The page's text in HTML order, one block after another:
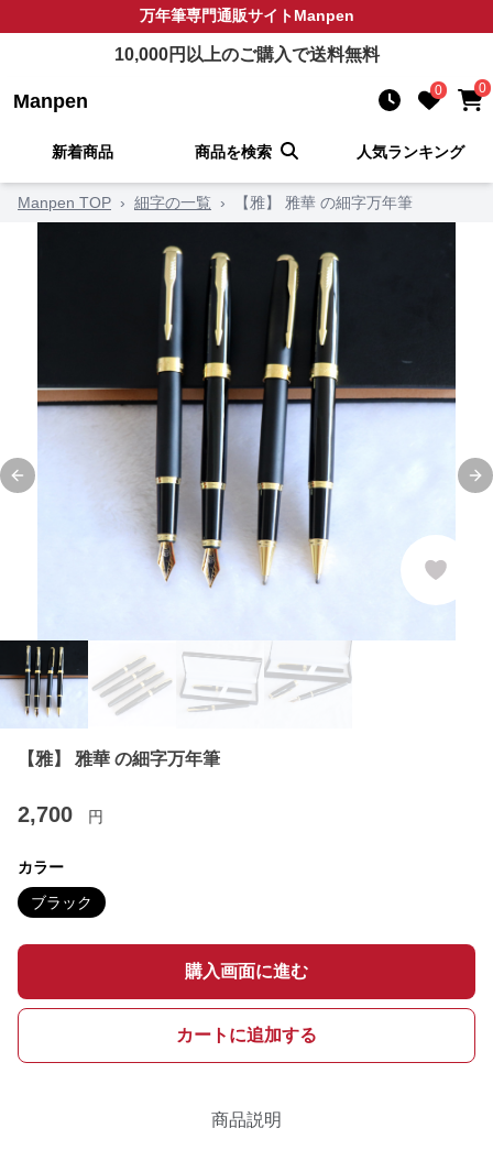
万年筆専門通販サイトManpen
10,000円以上のご購入で送料無料
Manpen 0 0
新着商品 商品を検索 人気ランキング
Manpen TOP › 細字の一覧 › 【雅】 雅華 の細字万年筆
Previous slide
【雅】 雅華 の細字万年筆
2,700 円
カラー
ブラック
購入画面に進む
カートに追加する
商品説明